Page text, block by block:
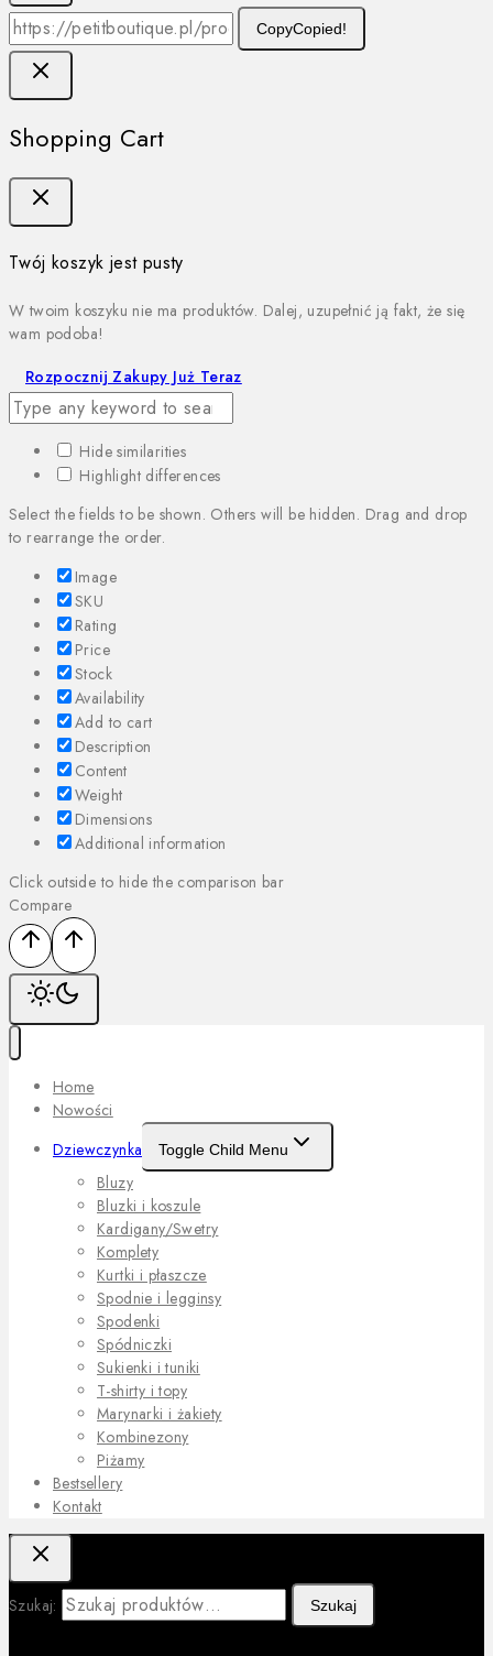
CopyCopied!
Shopping Cart
Twój koszyk jest pusty
W twoim koszyku nie ma produktów. Dalej, uzupełnić ją fakt, że się
wam podoba!
Rozpocznij Zakupy Już Teraz
Hide similarities
Highlight differences
Select the fields to be shown. Others will be hidden. Drag and drop
to rearrange the order.
Image
SKU
Rating
Price
Stock
Availability
Add to cart
Description
Content
Weight
Dimensions
Additional information
Click outside to hide the comparison bar
Compare
Home
Nowości
Dziewczynka
Toggle Child Menu
Bluzy
Bluzki i koszule
Kardigany/Swetry
Komplety
Kurtki i płaszcze
Spodnie i legginsy
Spodenki
Spódniczki
Sukienki i tuniki
T-shirty i topy
Marynarki i żakiety
Kombinezony
Piżamy
Bestsellery
Kontakt
Szukaj: Szukaj